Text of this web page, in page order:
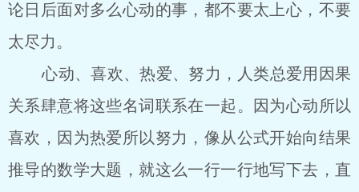
论日后面对多么心动的事，都不要太上心，不要
太尽力。
心动、喜欢、热爱、努力，人类总爱用因果
关系肆意将这些名词联系在一起。因为心动所以
喜欢，因为热爱所以努力，像从公式开始向结果
推导的数学大题，就这么一行一行地写下去，直